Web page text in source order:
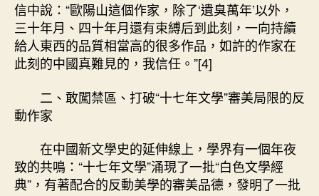
信中說：“歐陽山這個作家，除了‘遺臭萬年’以外，
三十年月、四十年月還有束縛后到此刻，一向持續
給人東西的品質相當高的很多作品，如許的作家在
此刻的中國真難見的，我信任。”[4]
二、敢闖禁區、打破“十七年文學”審美局限的反
動作家
在中國新文學史的延伸線上，學界有一個年夜
致的共鳴：“十七年文學”涌現了一批“白色文學經
典”，有著配合的反動美學的審美品德，發明了一批